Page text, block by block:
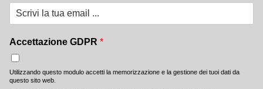
Accettazione GDPR *
Utilizzando questo modulo accetti la memorizzazione e la gestione dei tuoi dati da
questo sito web.